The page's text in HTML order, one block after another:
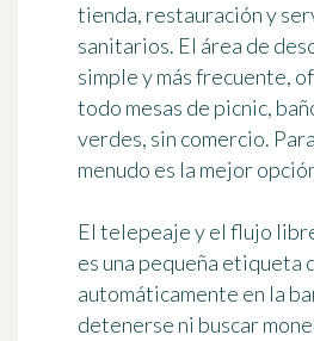
tienda, restauración y
sanitarios. El área de
simple y más frecuente,
todo mesas de picnic,
verdes, sin comercio.
menudo es la mejor
El telepeaje y el flujo
es una pequeña etiqueta
automáticamente en la
detenerse ni buscar